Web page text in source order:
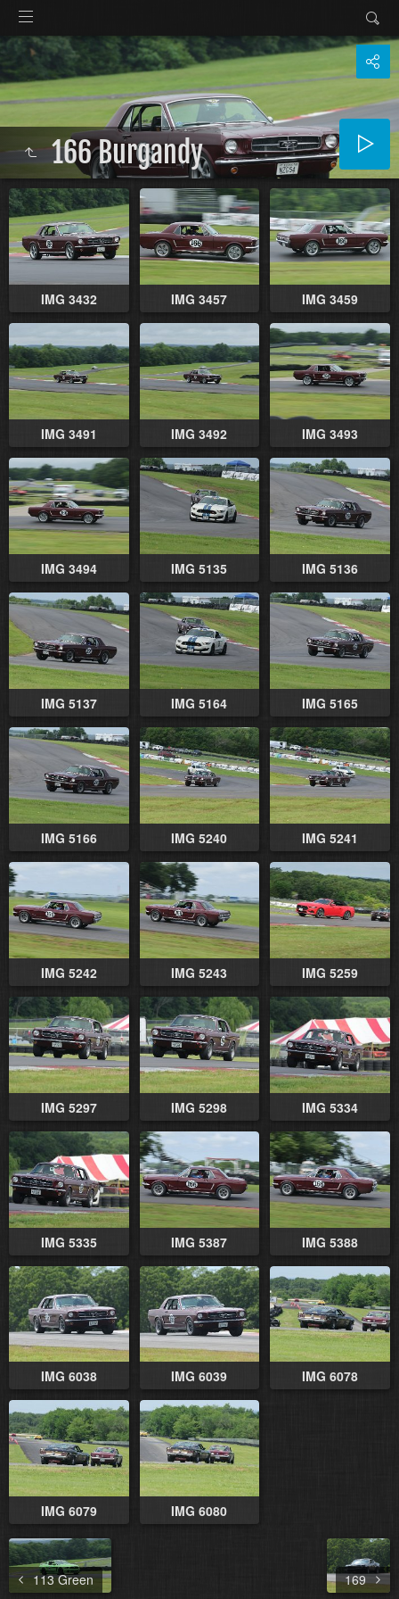
166 Burgandy
IMG 3432 IMG 3457 IMG 3459
IMG 3491 IMG 3492 IMG 3493
IMG 3494 IMG 5135 IMG 5136
IMG 5137 IMG 5164 IMG 5165
IMG 5166 IMG 5240 IMG 5241
IMG 5242 IMG 5243 IMG 5259
IMG 5297 IMG 5298 IMG 5334
IMG 5335 IMG 5387 IMG 5388
IMG 6038 IMG 6039 IMG 6078
IMG 6079 IMG 6080
113 Green 169